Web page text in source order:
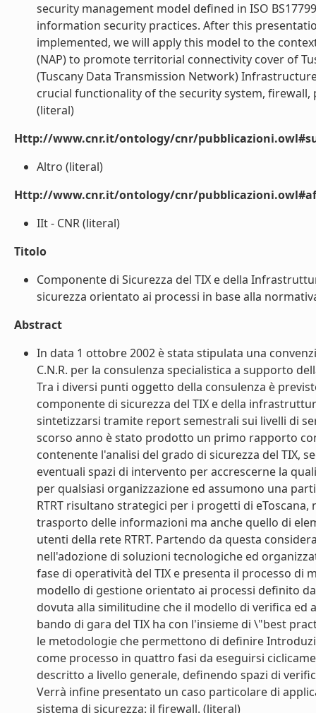
security management model defined in ISO
information security practices. After this
implemented, we will apply this model to the
(NAP) to promote territorial connectivity cover of
(Tuscany Data Transmission Network)
crucial functionality of the security system,
(literal)
Http://www.cnr.it/ontology/cnr/
Altro (literal)
Http://www.cnr.it/ontology/cnr/
IIt - CNR (literal)
Titolo
Componente di Sicurezza del TIX e della
sicurezza orientato ai processi in base alla
Abstract
In data 1 ottobre 2002 è stata stipulata una
C.N.R. per la consulenza specialistica a supporto
Tra i diversi punti oggetto della consulenza è
componente di sicurezza del TIX e della
sintetizzarsi tramite report semestrali sui livelli di
scorso anno è stato prodotto un primo rapporto
contenente l'analisi del grado di sicurezza del TIX,
eventuali spazi di intervento per accrescerne la
per qualsiasi organizzazione ed assumono una
RTRT risultano strategici per i progetti di
trasporto delle informazioni ma anche quello di
utenti della rete RTRT. Partendo da questa
nell'adozione di soluzioni tecnologiche ed
fase di operatività del TIX e presenta il processo di
modello di gestione orientato ai processi definito
dovuta alla similitudine che il modello di verifica
bando di gara del TIX ha con l'insieme di \"best
le metodologie che permettono di definire
come processo in quattro fasi da eseguirsi
descritto a livello generale, definendo spazi di
Verrà infine presentato un caso particolare di
sistema di sicurezza: il firewall. (literal)